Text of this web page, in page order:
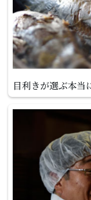
目利きが選ぶ本当